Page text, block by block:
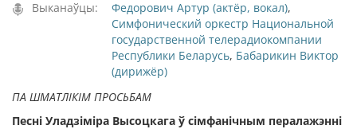
Выканаўцы:
Федорович Артур (актёр, вокал),
Симфонический оркестр Национальной
государственной телерадиокомпании
Республики Беларусь, Бабарикин Виктор
(дирижёр)
ПА ШМАТЛІКІМ ПРОСЬБАМ
Песні Уладзіміра Высоцкага ў сімфанічным пералажэнні